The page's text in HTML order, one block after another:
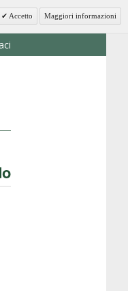
Accetto Maggiori informazioni